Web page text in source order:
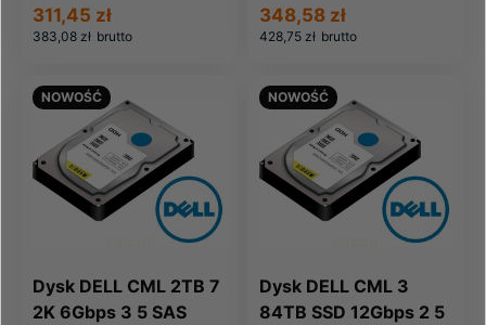
383,08 zł brutto
311,45 zł
428,75 zł brutto
348,58 zł
Dysk DELL CML 2TB 7
2K 6Gbps 3 5 SAS
NOWOŚĆ
Dysk DELL CML 3
84TB SSD 12Gbps 2 5
NOWOŚĆ